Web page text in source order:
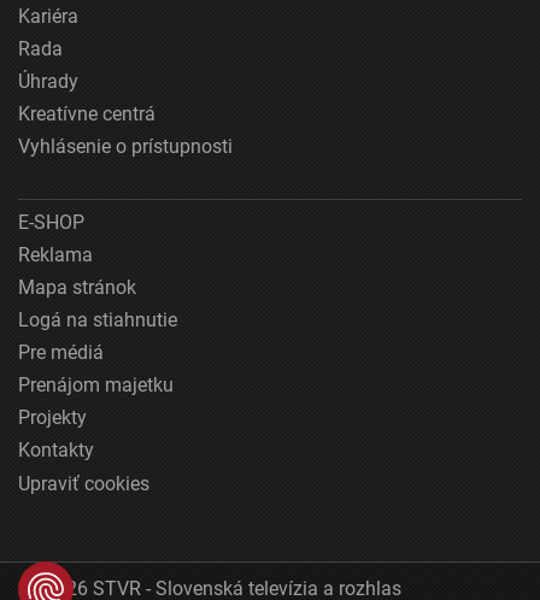
Kariéra
Rada
Úhrady
Kreatívne centrá
Vyhlásenie o prístupnosti
E-SHOP
Reklama
Mapa stránok
Logá na stiahnutie
Pre médiá
Prenájom majetku
Projekty
Kontakty
Upraviť cookies
© 2026 STVR - Slovenská televízia a rozhlas